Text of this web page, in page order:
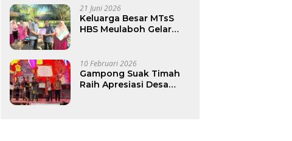
Program Junior Hotelier
21 Juni 2026
Keluarga Besar MTsS
HBS Meulaboh Gelar
10 Februari 2026
Gampong Suak Timah
Raih Apresiasi Desa